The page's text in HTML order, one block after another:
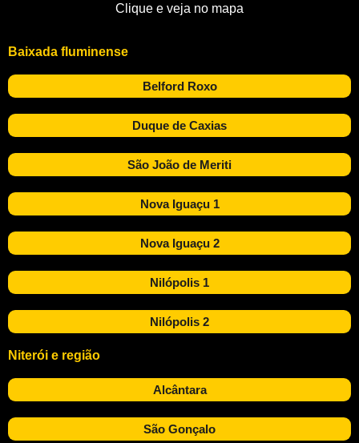
Clique e veja no mapa
Baixada fluminense
Belford Roxo
Duque de Caxias
São João de Meriti
Nova Iguaçu 1
Nova Iguaçu 2
Nilópolis 1
Nilópolis 2
Niterói e região
Alcântara
São Gonçalo